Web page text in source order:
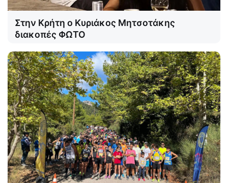
Στην Κρήτη ο Κυριάκος Μητσοτάκης
διακοπές ΦΩΤΟ